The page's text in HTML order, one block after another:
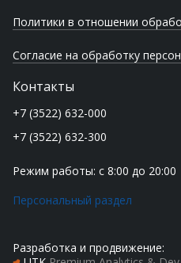
Политики в отношении
Согласие на обработку
Контакты
+7 (3522) 632-000
+7 (3522) 632-300
Режим работы: с 8:00 до 20:00
Персональный раздел
Разработка и продвижение: